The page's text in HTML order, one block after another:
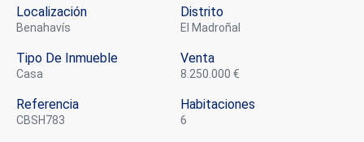
Localización
Benahavís
Distrito
El Madroñal
Tipo De Inmueble
casa
Venta
8.250.000 €
Referencia
CBSH783
Habitaciones
6